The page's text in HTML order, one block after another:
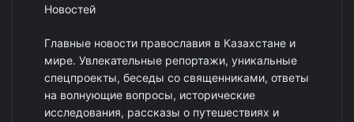
Новостей
Главные новости православия в Казахстане и
мире. Увлекательные репортажи, уникальные
спецпроекты, беседы со священниками, ответы
на волнующие вопросы, исторические
исследования, рассказы о путешествиях и